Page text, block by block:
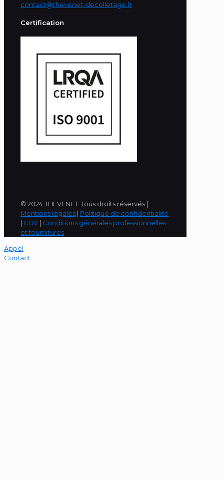
contact@thevenet-decolletage.fr
Certification
© 2024 THEVENET. Tous droits réservés |
Mentions légales | Politique de confidentialité
| CGV | Conditions générales professionnelles
et fournitures
Appel
Contact